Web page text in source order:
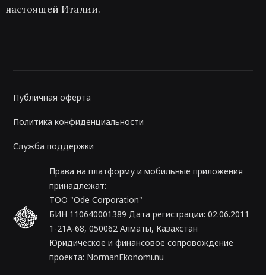
настоящей Италии.
Права на платформу и мобильные приложения
принадлежат:
ТОО "Ode Corporation"
БИН 110640001389 Дата регистрации: 02.06.2011
1-21A-68, 050062 Алматы, Казахстан
Юридическое и финансовое сопровождение
проекта: NormanEkonomi.nu
Публичная оферта
Политика конфиденциальности
Служба поддержки